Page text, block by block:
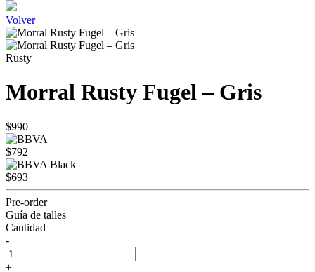
Volver
Rusty
Morral Rusty Fugel – Gris
$990
$792
$693
Pre-order
Guía de talles
Cantidad
-
+